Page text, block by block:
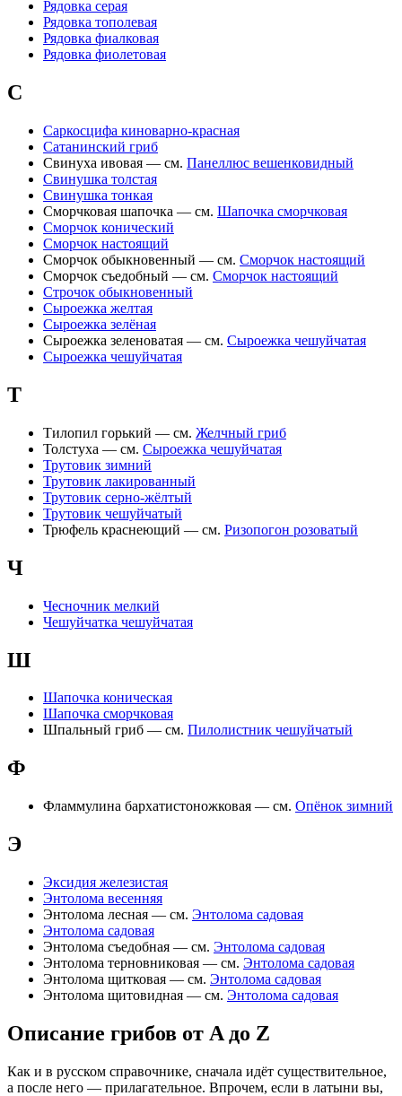
Рядовка серая
Рядовка тополевая
Рядовка фиалковая
Рядовка фиолетовая
С
Саркосцифа киноварно-красная
Сатанинский гриб
Свинуха ивовая — см. Панеллюс вешенковидный
Свинушка толстая
Свинушка тонкая
Сморчковая шапочка — см. Шапочка сморчковая
Сморчок конический
Сморчок настоящий
Сморчок обыкновенный — см. Сморчок настоящий
Сморчок съедобный — см. Сморчок настоящий
Строчок обыкновенный
Сыроежка желтая
Сыроежка зелёная
Сыроежка зеленоватая — см. Сыроежка чешуйчатая
Сыроежка чешуйчатая
Т
Тилопил горький — см. Желчный гриб
Толстуха — см. Сыроежка чешуйчатая
Трутовик зимний
Трутовик лакированный
Трутовик серно-жёлтый
Трутовик чешуйчатый
Трюфель краснеющий — см. Ризопогон розоватый
Ч
Чесночник мелкий
Чешуйчатка чешуйчатая
Ш
Шапочка коническая
Шапочка сморчковая
Шпальный гриб — см. Пилолистник чешуйчатый
Ф
Фламмулина бархатистоножковая — см. Опёнок зимний
Э
Эксидия железистая
Энтолома весенняя
Энтолома лесная — см. Энтолома садовая
Энтолома садовая
Энтолома съедобная — см. Энтолома садовая
Энтолома терновниковая — см. Энтолома садовая
Энтолома щитковая — см. Энтолома садовая
Энтолома щитовидная — см. Энтолома садовая
Описание грибов от A до Z
Как и в русском справочнике, сначала идёт существительное,
а после него — прилагательное. Впрочем, если в латыни вы,